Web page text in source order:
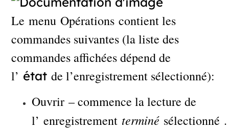
Le menu Opérations contient les
commandes suivantes (la liste des
commandes affichées dépend de
l’ état de l’enregistrement sélectionné):
Ouvrir – commence la lecture de
l’ enregistrement terminé sélectionné .